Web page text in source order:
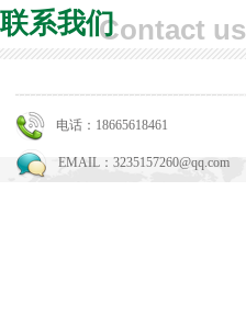
联系我们Contact us
电话：18665618461
EMAIL：3235157260@qq.com